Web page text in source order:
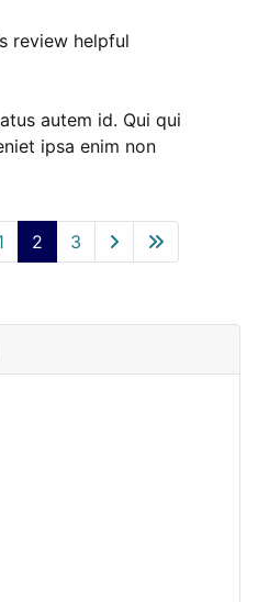
review helpful
autem id. Qui qui
ipsa enim non
2 3